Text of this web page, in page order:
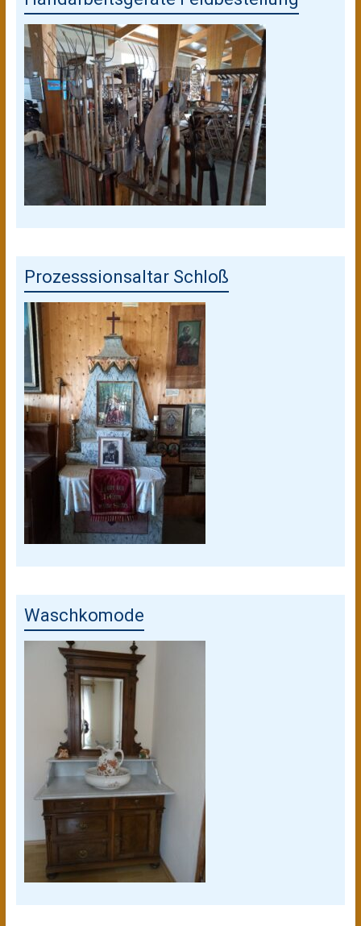
Prozesssionsaltar Schloß
Waschkomode